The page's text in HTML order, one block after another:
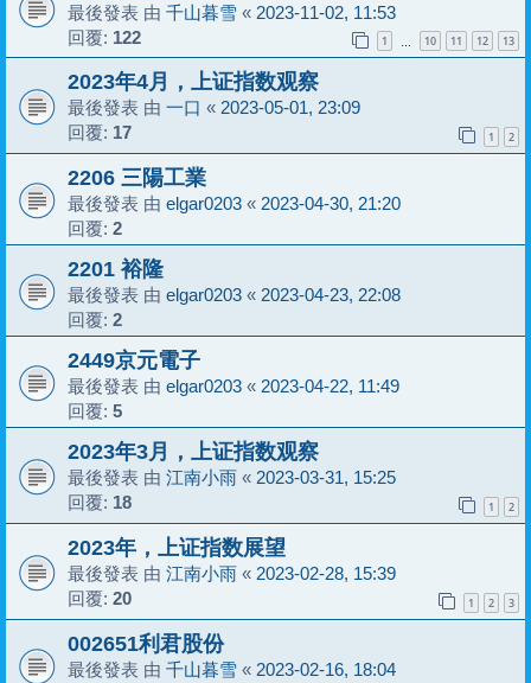
最後發表 由 千山暮雪 « 2023-11-02, 11:53
回覆: 122 1 … 10 11 12 13
2023年4月，上证指数观察
最後發表 由 一口 « 2023-05-01, 23:09
回覆: 17 1 2
2206 三陽工業
最後發表 由 elgar0203 « 2023-04-30, 21:20
回覆: 2
2201 裕隆
最後發表 由 elgar0203 « 2023-04-23, 22:08
回覆: 2
2449京元電子
最後發表 由 elgar0203 « 2023-04-22, 11:49
回覆: 5
2023年3月，上证指数观察
最後發表 由 江南小雨 « 2023-03-31, 15:25
回覆: 18 1 2
2023年，上证指数展望
最後發表 由 江南小雨 « 2023-02-28, 15:39
回覆: 20 1 2 3
002651利君股份
最後發表 由 千山暮雪 « 2023-02-16, 18:04